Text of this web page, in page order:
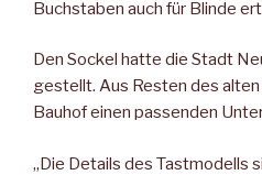
Buchstaben auch für Blinde
Den Sockel hatte die Stadt
gestellt. Aus Resten des
Bauhof einen passenden
„Die Details des Tastmodells